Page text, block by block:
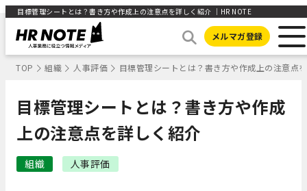
目標管理シートとは？書き方や作成上の注意点を詳しく紹介 ｜HR NOTE
メルマガ登録
TOP 組織 人事評価 目標管理シートとは？書き方や作成上の注意点
目標管理シートとは？書き方や作成
上の注意点を詳しく紹介
組織 人事評価